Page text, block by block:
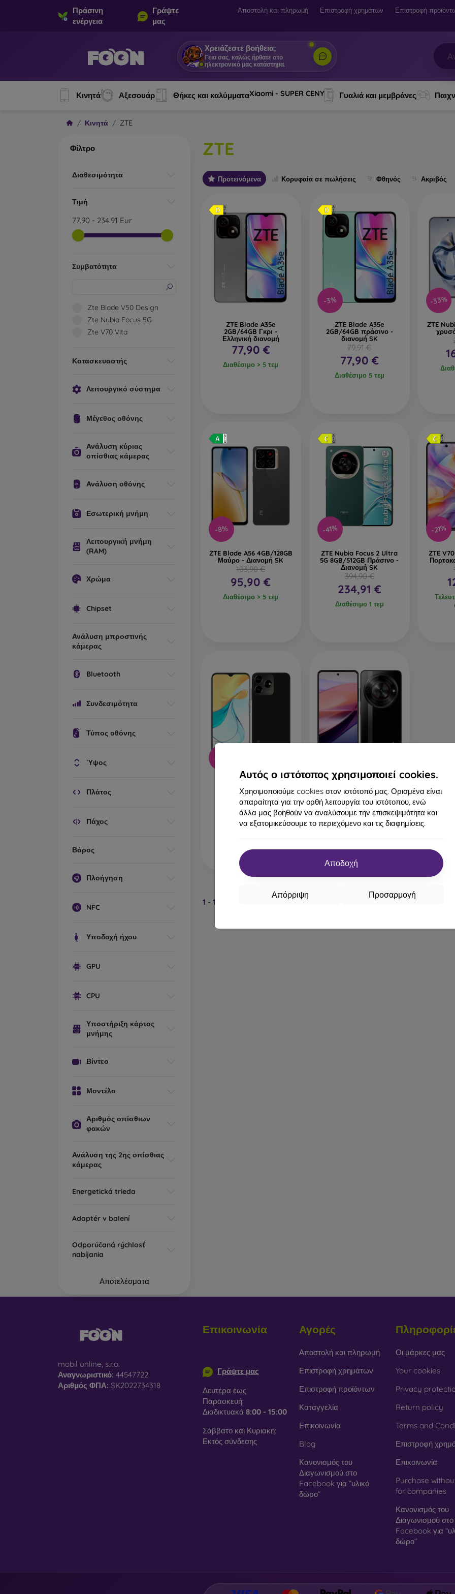
Αυτός ο ιστότοπος χρησιμοποιεί cookies.
Χρησιμοποιούμε cookies στον ιστότοπό μας. Ορισμένα είναι
απαραίτητα για την ορθή λειτουργία του ιστότοπου, ενώ
άλλα μας βοηθούν να αναλύσουμε την επισκεψιμότητα και
να εξατομικεύσουμε το περιεχόμενο και τις διαφημίσεις.
Αποδοχή
Προσαρμογή
Απόρριψη
Πράσινη
ενέργεια
Γράψτε
μας
Αποστολή και πληρωμή Επιστροφή χρημάτων Επιστροφή
Χρειάζεστε βοήθεια;
Γεια σας, καλώς ήρθατε στο
ηλεκτρονικό μας κατάστημα.
Κινητά Αξεσουάρ Θήκες και καλύμματαXiaomi - SUPER CENY Γυαλιά και μεμβράνες
Κινητά ZTE
Φίλτρο
Διαθεσιμότητα
Τιμή
77.90 - 234.91 Eur
Συμβατότητα
Zte Blade V50 Design
Zte Nubia Focus 5G
Zte V70 Vita
Κατασκευαστής
Λειτουργικό σύστημα
Μέγεθος οθόνης
Ανάλυση κύριας
οπίσθιας κάμερας
Ανάλυση οθόνης
Εσωτερική μνήμη
Λειτουργική μνήμη
(RAM)
Χρώμα
Chipset
Ανάλυση μπροστινής
κάμερας
Bluetooth
Συνδεσιμότητα
Τύπος οθόνης
Ύψος
Πλάτος
Πάχος
Βάρος
Πλοήγηση
NFC
Υποδοχή ήχου
GPU
CPU
Υποστήριξη κάρτας
μνήμης
Βίντεο
Μοντέλο
Αριθμός οπίσθιων
φακών
Ανάλυση της 2ης οπίσθιας
κάμερας
Energetická trieda
Adaptér v balení
Odporúčaná rýchlosť
nabíjania
Αποτελέσματα
ZTE
Προτεινόμενα Κορυφαία σε πωλήσεις Φθηνός Ακριβός
ZTE Blade A35e
2GB/64GB Γκρι -
Ελληνική διανομή
77,90 €
Διαθέσιμο > 5 τεμ
-3%
ZTE Blade A35e
2GB/64GB πράσινο -
διανομή SK
79,91 €
77,90 €
Διαθέσιμο 5 τεμ
-33%
ZTE
-8%
ZTE Blade A56 4GB/128GB
Μαύρο - Διανομή SK
103,90 €
95,90 €
Διαθέσιμο > 5 τεμ
-41%
ZTE Nubia Focus 2 Ultra
5G 8GB/512GB Πράσινο -
Διανομή SK
394,90 €
234,91 €
Διαθέσιμο 1 τεμ
-21%
ZTE
-14%
ZTE Blade V50 Design
8GB/256GB, μαύρο -
διανομή SK
132,90 €
113,89 €
ZTE Nubia Focus 5G
6GB/256GB μαύρο
204,90 €
143,90 €
Τελευταίο τεμάχιο σε
1 - 10
mobil online, s.r.o.
Αναγνωριστικό: 44547722
Αριθμός ΦΠΑ: SK2022734318
Επικοινωνία
Γράψτε μας
Δευτέρα έως
Παρασκευή:
Διαδικτυακά 8:00 - 15:00
Σάββατο και Κυριακή:
Εκτός σύνδεσης
Αγορές
Αποστολή και πληρωμή
Επιστροφή χρημάτων
Επιστροφή προϊόντων
Καταγγελία
Επικοινωνία
Blog
Κανονισμός του
Διαγωνισμού στο
Facebook για “υλικό
δώρο”
Οι μάρκες μας
Your cookies
Privacy
Return policy
Terms and
Επιστροφή
Επικοινωνία
Purchase
for companies
Κανονισμός του
Διαγωνισμού στο
Facebook για
δώρο”